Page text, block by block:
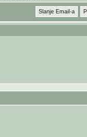
Slanje Email-a